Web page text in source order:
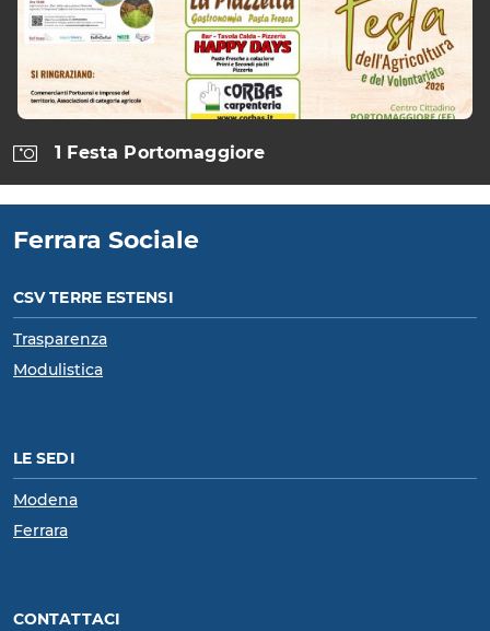
1 Festa Portomaggiore
Ferrara Sociale
CSV TERRE ESTENSI
Trasparenza
Modulistica
LE SEDI
Modena
Ferrara
CONTATTACI